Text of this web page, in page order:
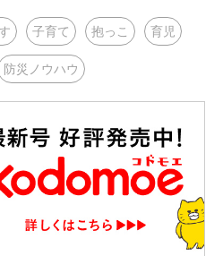
子育て 抱っこ 育児
防災ノウハウ